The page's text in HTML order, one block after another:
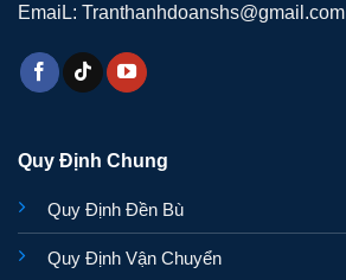
EmaiL: Tranthanhdoanshs@gmail.com
Quy Định Chung
Quy Định Đền Bù
Quy Định Vận Chuyển